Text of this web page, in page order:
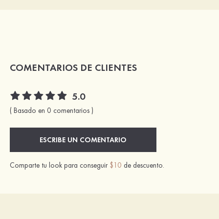
COMENTARIOS DE CLIENTES
5.0
( Basado en 0 comentarios )
ESCRIBE UN COMENTARIO
Comparte tu look para conseguir $10 de descuento.